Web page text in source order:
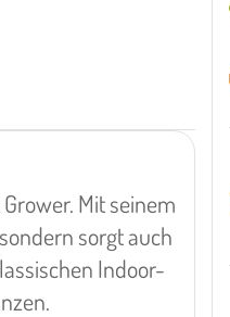
Mit seinem
sorgt auch
Indoor-